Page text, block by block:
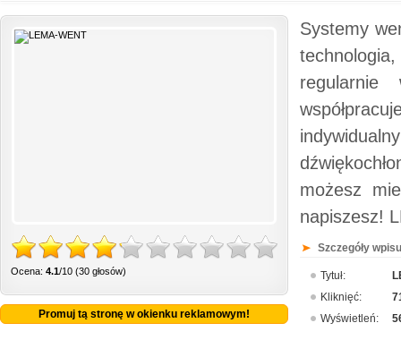
Ocena: 4.1/10 (30 głosów)
Promuj tą stronę w okienku reklamowym!
Systemy
regularnie
możesz
napiszesz!
Szczegóły
Tytuł:
Kliknięć:
Wyświetleń: